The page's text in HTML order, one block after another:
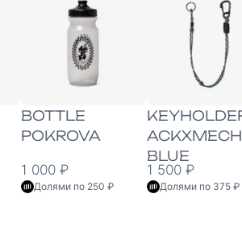
BOTTLE
POKROVA
1 000 ₽
Долями по 250 ₽
ACKXMECH
BLUE
1 500 ₽
Долями по 375 ₽